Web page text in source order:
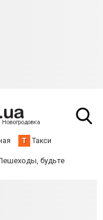
Т Такси
будьте